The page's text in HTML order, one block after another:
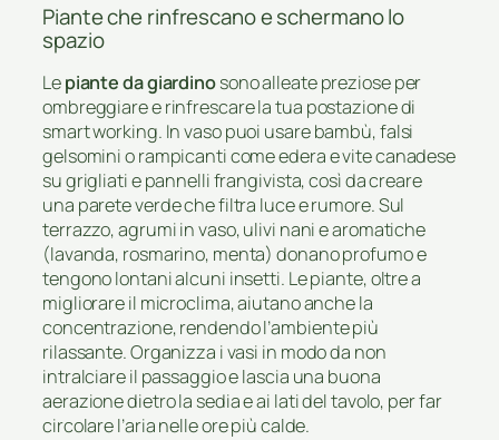
Piante che rinfrescano e schermano lo
spazio
Lepiante da giardinosono alleate preziose per
ombreggiare e rinfrescare la tua postazione di
smart working. In vaso puoi usare bambù, falsi
gelsomini o rampicanti come edera e vite canadese
su grigliati e pannelli frangivista, così da creare
una parete verde che filtra luce e rumore. Sul
terrazzo, agrumi in vaso, ulivi nani e aromatiche
(lavanda, rosmarino, menta) donano profumo e
tengono lontani alcuni insetti. Le piante, oltre a
migliorare il microclima, aiutano anche la
concentrazione, rendendo l’ambiente più
rilassante. Organizza i vasi in modo da non
intralciare il passaggio e lascia una buona
aerazione dietro la sedia e ai lati del tavolo, per far
circolare l’aria nelle ore più calde.